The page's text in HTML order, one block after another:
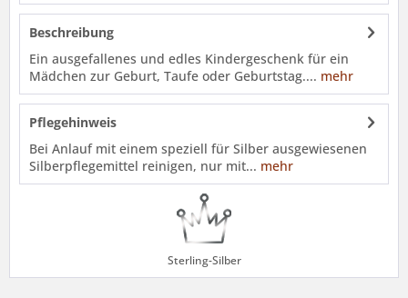
Beschreibung
Ein ausgefallenes und edles Kindergeschenk für ein
Mädchen zur Geburt, Taufe oder Geburtstag.... mehr
Pflegehinweis
Bei Anlauf mit einem speziell für Silber ausgewiesenen
Silberpflegemittel reinigen, nur mit... mehr
Sterling-Silber